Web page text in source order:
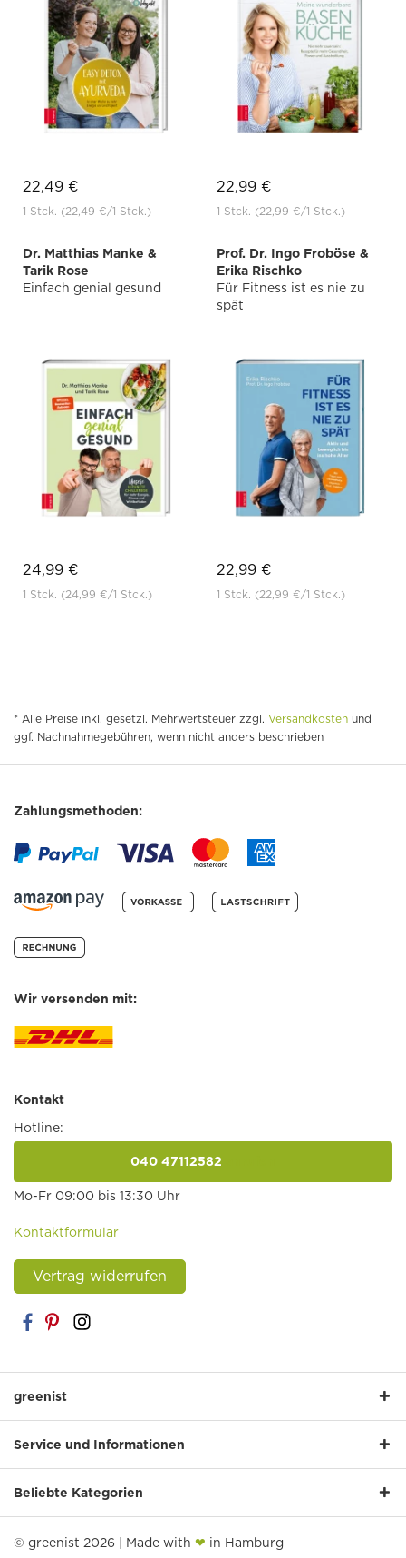
22,49 €
1 Stck. (22,49 €/1 Stck.)
22,99 €
1 Stck. (22,99 €/1 Stck.)
Dr. Matthias Manke &
Tarik Rose
Einfach genial gesund
24,99 €
1 Stck. (24,99 €/1 Stck.)
Prof. Dr. Ingo Froböse &
Erika Rischko
Für Fitness ist es nie zu
spät
22,99 €
1 Stck. (22,99 €/1 Stck.)
* Alle Preise inkl. gesetzl. Mehrwertsteuer zzgl. Versandkosten und
ggf. Nachnahmegebühren, wenn nicht anders beschrieben
Zahlungsmethoden:
Wir versenden mit:
Kontakt
Hotline:
040 47112582
Mo-Fr 09:00 bis 13:30 Uhr
Kontaktformular
Vertrag widerrufen
greenist
Service und Informationen
Beliebte Kategorien
© greenist 2026 | Made with ❤ in Hamburg